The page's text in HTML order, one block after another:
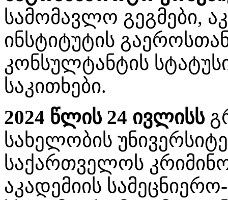
სამომავლო გეგმები,
ინსტიტუტის
კონსულტანტის
საკითხები.
2024 წლის 24 ივლისს
სახელობის
საქართველოს
აკადემიის